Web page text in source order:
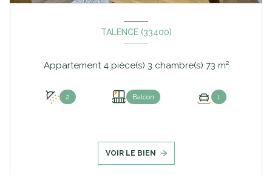
TALENCE (33400)
Appartement 4 pièce(s) 3 chambre(s) 73 m²
2 Balcon 1
VOIR LE BIEN